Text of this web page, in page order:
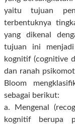
yaitu tujuan
terbentuknya
yang dikenal
tujuan ini
kognitif (cognitive
dan ranah
Bloom
sebagai berikut:
a. Mengenal
kognitif berupa